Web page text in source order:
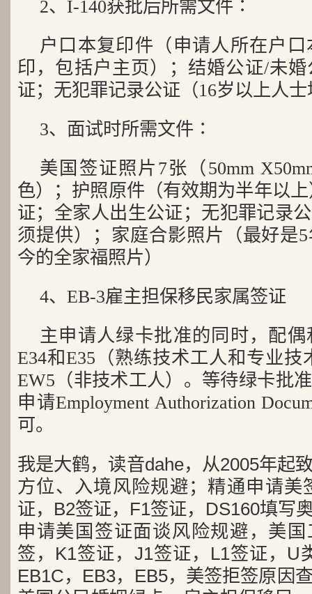
2、I-140获批后所需文件∶
户口本复印件（申请人所在户
印，包括户主页）；结婚公证/未
证；无犯罪记录公证（16岁以上人
3、面试时所需文件∶
美国签证照片7张（50mm
色）；护照原件（有效期为半年以
证；全家人出生公证；无犯罪记录
须提供）；家庭合影照片（最好是
今的全家福照片）
4、EB-3雇主担保移民家属签证
主申请人绿卡批准的同时，配
E34和E35（熟练技术工人和专业技
EW5（非技术工人）。等待绿卡批
申请Employment Authorization
可。
我是大鹤，读音dahe，从2005年起
方位、入境风险规避；精通申请美
证，B2签证，F1签证，DS160填写
申请美国签证面谈风险规避，美
签，K1签证，J1签证，L1签证，U
EB1C，EB3，EB5，美签拒签原因